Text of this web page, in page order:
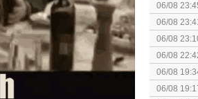
06/08
06/08
06/08
soldier
06/08
06/08
06/08